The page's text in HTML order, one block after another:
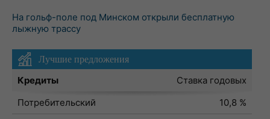
На гольф-поле под Минском открыли бесплатную
лыжную трассу
Лучшие предложения
Кредиты
Ставка годовых
Потребительский
10,8 %